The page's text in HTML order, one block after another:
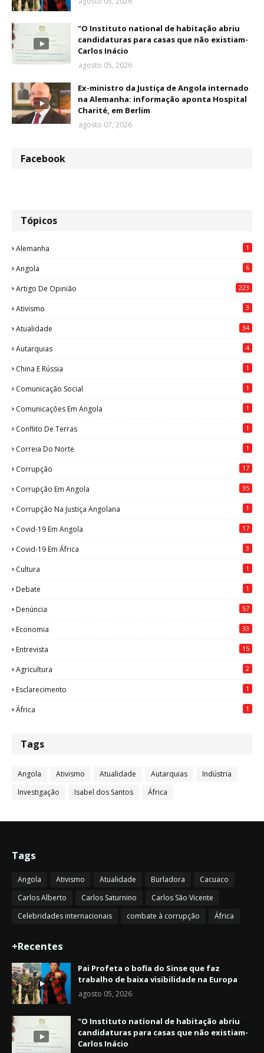
"O Instituto national de habitação abriu
candidaturas para casas que não existiam-
Carlos Inácio
agosto 05, 2026
Ex-ministro da Justiça de Angola internado
na Alemanha: informação aponta Hospital
Charité, em Berlim
agosto 07, 2026
Facebook
Tópicos
Alemanha 1
Angola 6
Artigo De Opinião 223
Ativismo 3
Atualidade 34
Autarquias 4
China E Rússia 1
Comunicação Social 1
Comunicações Em Angola 1
Conflito De Terras 1
Correia Do Norte 1
Corrupção 17
Corrupção Em Angola 35
Corrupção Na Justiça Angolana 1
Covid-19 Em Angola 17
Covid-19 Em África 3
Cultura 1
Debate 1
Denúncia 57
Economia 33
Entrevista 15
Agricultura 2
Esclarecimento 1
África 1
Tags
Angola Ativismo Atualidade Autarquias
Indústria
Investigação
Isabel dos Santos África
Tags
Angola Ativismo Atualidade Burladora
Cacuaco
Carlos Alberto
Carlos Saturnino
Carlos São Vicente
Celebridades internacionais
combate à corrupção África
+Recentes
Pai Profeta o bofia do Sinse que faz
trabalho de baixa visibilidade na Europa
agosto 05, 2026
"O Instituto national de habitação abriu
candidaturas para casas que não existiam-
Carlos Inácio